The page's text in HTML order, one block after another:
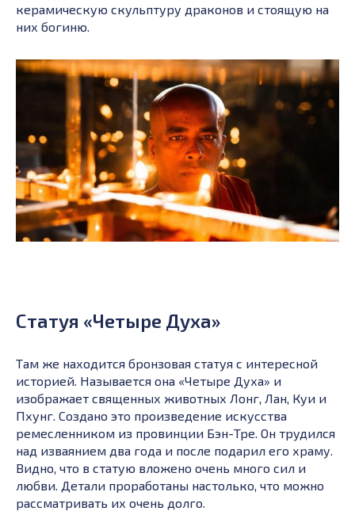
керамическую скульптуру драконов и стоящую на
них богиню.
Статуя «Четыре Духа»
Там же находится бронзовая статуя с интересной
историей. Называется она «Четыре Духа» и
изображает священных животных Лонг, Лан, Куи и
Пхунг. Создано это произведение искусства
ремесленником из провинции Бэн-Тре. Он трудился
над изваянием два года и после подарил его храму.
Видно, что в статую вложено очень много сил и
любви. Детали проработаны настолько, что можно
рассматривать их очень долго.